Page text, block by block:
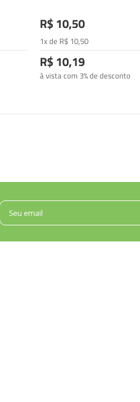
R$ 10,50
1x de R$ 10,50
R$ 10,19
à vista com 3% de desconto